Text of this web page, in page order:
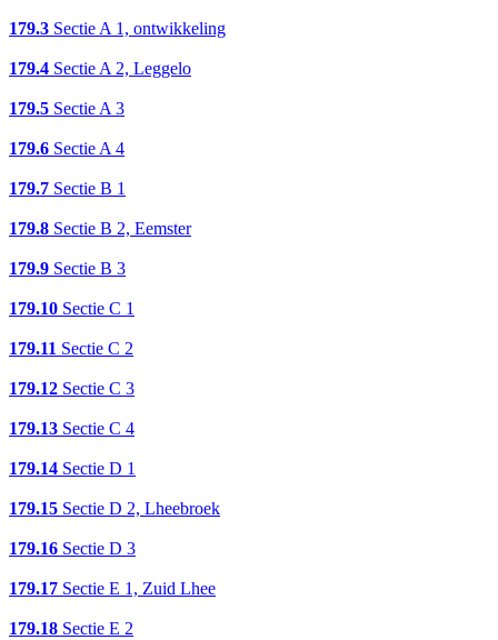
179.3 Sectie A 1, ontwikkeling
179.4 Sectie A 2, Leggelo
179.5 Sectie A 3
179.6 Sectie A 4
179.7 Sectie B 1
179.8 Sectie B 2, Eemster
179.9 Sectie B 3
179.10 Sectie C 1
179.11 Sectie C 2
179.12 Sectie C 3
179.13 Sectie C 4
179.14 Sectie D 1
179.15 Sectie D 2, Lheebroek
179.16 Sectie D 3
179.17 Sectie E 1, Zuid Lhee
179.18 Sectie E 2